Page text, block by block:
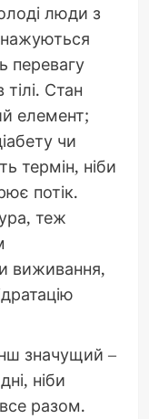
люди з
перевагу
Стан
елемент;
чи
термін, ніби
потік.
теж
виживання,
значущий –
ніби
разом.